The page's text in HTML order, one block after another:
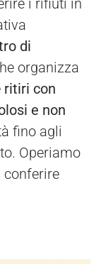
i rifiuti in
di
organizza
ritiri con
e non
fino agli
Operiamo
conferire